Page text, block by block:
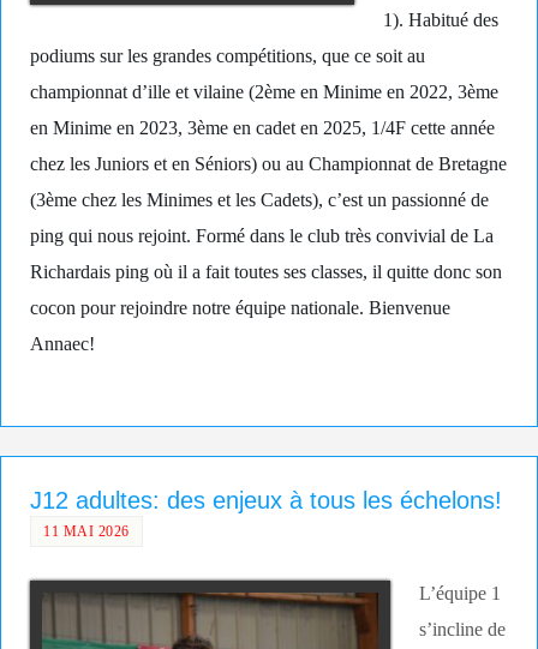
1). Habitué des
podiums sur les grandes compétitions, que ce soit au
championnat d’ille et vilaine (2ème en Minime en 2022, 3ème
en Minime en 2023, 3ème en cadet en 2025, 1/4F cette année
chez les Juniors et en Séniors) ou au Championnat de Bretagne
(3ème chez les Minimes et les Cadets), c’est un passionné de
ping qui nous rejoint. Formé dans le club très convivial de La
Richardais ping où il a fait toutes ses classes, il quitte donc son
cocon pour rejoindre notre équipe nationale. Bienvenue
Annaec!
J12 adultes: des enjeux à tous les échelons!
11 MAI 2026
L’équipe 1
s’incline de